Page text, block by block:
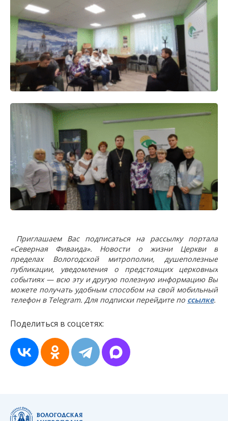
Приглашаем Вас подписаться на рассылку портала
«Северная Фиваида». Новости о жизни Церкви в
пределах Вологодской митрополии, душеполезные
публикации, уведомления о предстоящих церковных
событиях — всю эту и другую полезную информацию Вы
можете получать удобным способом на свой мобильный
телефон в Telegram. Для подписки перейдите по ссылке.
Поделиться в соцсетях: